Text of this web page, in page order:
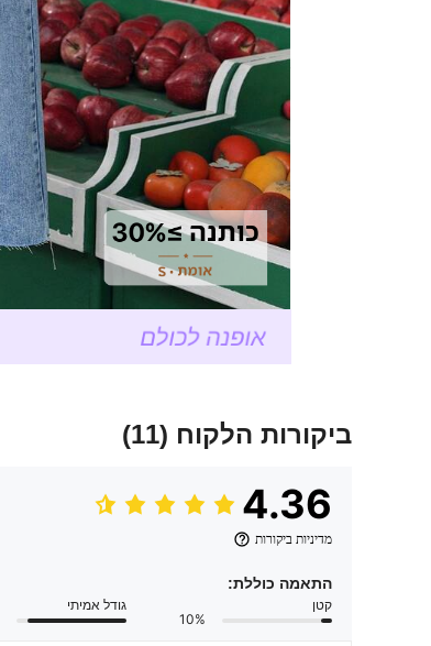
ביקורות הלקוח (11)
4.36
מדיניות ביקורות
התאמה כוללת:
קטן
10%
גודל אמיתי